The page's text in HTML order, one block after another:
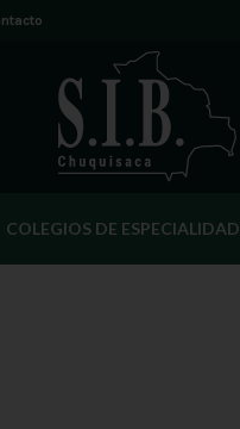
COLEGIOS DE ESPECIALIDAD